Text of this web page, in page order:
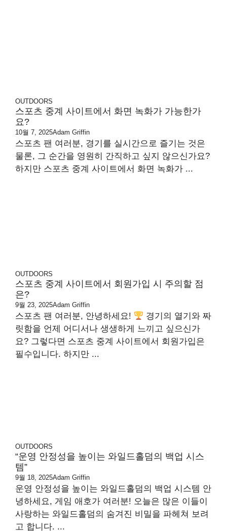
OUTDOORS
스포츠 중계 사이트에서 화면 녹화가 가능한가
요?
10월 7, 2025Adam Griffin
스포츠 팬 여러분, 경기를 실시간으로 즐기는 것은
물론, 그 순간을 영원히 간직하고 싶지 않으신가요?
하지만 스포츠 중계 사이트에서 화면 녹화가 ...
OUTDOORS
스포츠 중계 사이트에서 회원가입 시 주의할 점
은?
9월 23, 2025Adam Griffin
스포츠 팬 여러분, 안녕하세요!
경기의 열기와 짜
릿함을 언제 어디서나 생생하게 느끼고 싶으신가
요? 그렇다면 스포츠 중계 사이트에서 회원가입은
필수입니다. 하지만 ...
OUTDOORS
“운영 안정성을 높이는 와일드홀덤의 백업 시스
템”
9월 18, 2025Adam Griffin
운영 안정성을 높이는 와일드홀덤의 백업 시스템 안
녕하세요, 게임 애호가 여러분! 오늘은 많은 이들이
사랑하는 와일드홀덤의 숨겨진 비밀을 파헤쳐 보려
고 합니다. ...